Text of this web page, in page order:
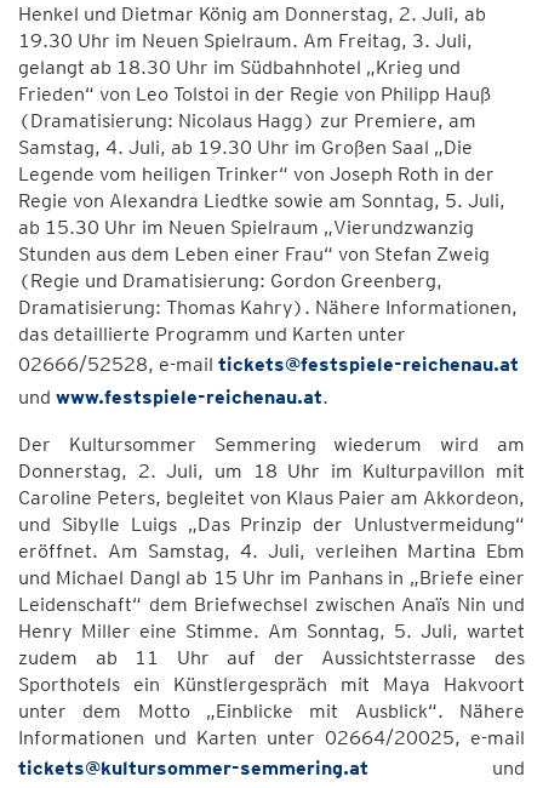
Henkel und Dietmar König am Donnerstag, 2. Juli, ab
19.30 Uhr im Neuen Spielraum. Am Freitag, 3. Juli,
gelangt ab 18.30 Uhr im Südbahnhotel „Krieg und
Frieden“ von Leo Tolstoi in der Regie von Philipp Hauß
(Dramatisierung: Nicolaus Hagg) zur Premiere, am
Samstag, 4. Juli, ab 19.30 Uhr im Großen Saal „Die
Legende vom heiligen Trinker“ von Joseph Roth in der
Regie von Alexandra Liedtke sowie am Sonntag, 5. Juli,
ab 15.30 Uhr im Neuen Spielraum „Vierundzwanzig
Stunden aus dem Leben einer Frau“ von Stefan Zweig
(Regie und Dramatisierung: Gordon Greenberg,
Dramatisierung: Thomas Kahry). Nähere Informationen,
das detaillierte Programm und Karten unter
02666/52528, e-mail tickets@festspiele-reichenau.at
und www.festspiele-reichenau.at.
Der Kultursommer Semmering wiederum wird am
Donnerstag, 2. Juli, um 18 Uhr im Kulturpavillon mit
Caroline Peters, begleitet von Klaus Paier am Akkordeon,
und Sibylle Luigs „Das Prinzip der Unlustvermeidung“
eröffnet. Am Samstag, 4. Juli, verleihen Martina Ebm
und Michael Dangl ab 15 Uhr im Panhans in „Briefe einer
Leidenschaft“ dem Briefwechsel zwischen Anaïs Nin und
Henry Miller eine Stimme. Am Sonntag, 5. Juli, wartet
zudem ab 11 Uhr auf der Aussichtsterrasse des
Sporthotels ein Künstlergespräch mit Maya Hakvoort
unter dem Motto „Einblicke mit Ausblick“. Nähere
Informationen und Karten unter 02664/20025, e-mail
tickets@kultursommer-semmering.at und